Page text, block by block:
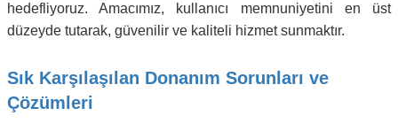
hedefliyoruz. Amacımız, kullanıcı memnuniyetini en üst
düzeyde tutarak, güvenilir ve kaliteli hizmet sunmaktır.
Sık Karşılaşılan Donanım Sorunları ve
Çözümleri